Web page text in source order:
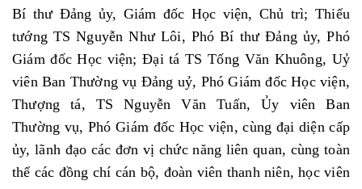
Bí thư Đảng ủy, Giám đốc Học viện, Chủ trì; Thiếu
tướng TS Nguyễn Như Lôi, Phó Bí thư Đảng ủy, Phó
Giám đốc Học viện; Đại tá TS Tống Văn Khuông, Uỷ
viên Ban Thường vụ Đảng uỷ, Phó Giám đốc Học viện,
Thượng tá, TS Nguyễn Văn Tuấn, Ủy viên Ban
Thường vụ, Phó Giám đốc Học viện, cùng đại diện cấp
ủy, lãnh đạo các đơn vị chức năng liên quan, cùng toàn
thể các đồng chí cán bộ, đoàn viên thanh niên, học viên